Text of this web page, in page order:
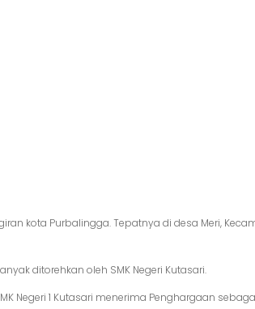
kota Purbalingga. Tepatnya di desa Meri,
ditorehkan oleh SMK Negeri Kutasari.
Negeri 1 Kutasari menerima Penghargaan